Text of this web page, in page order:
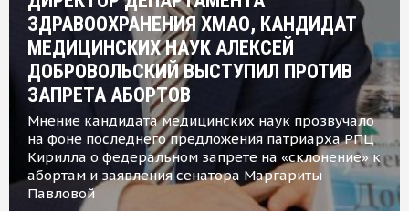
ЗДРАВООХРАНЕНИЯ ХМАО, КАНДИДАТ
МЕДИЦИНСКИХ НАУК АЛЕКСЕЙ
ДОБРОВОЛЬСКИЙ ВЫСТУПИЛ ПРОТИВ
ЗАПРЕТА АБОРТОВ
Мнение кандидата медицинских наук прозвучало
на фоне последнего предложения патриарха РПЦ
Кирилла о федеральном запрете на «склонение» к
абортам и заявления сенатора Маргариты
Павловой